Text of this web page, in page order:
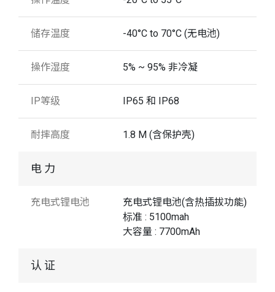
储存温度 -40°C to 70°C (无电池)
操作湿度 5% ~ 95% 非冷凝
IP等级 IP65 和 IP68
耐摔高度 1.8 M (含保护壳)
电 力
充电式锂电池
充电式锂电池(含热插拔功能)
标准 : 5100mah
大容量 : 7700mAh
认 证